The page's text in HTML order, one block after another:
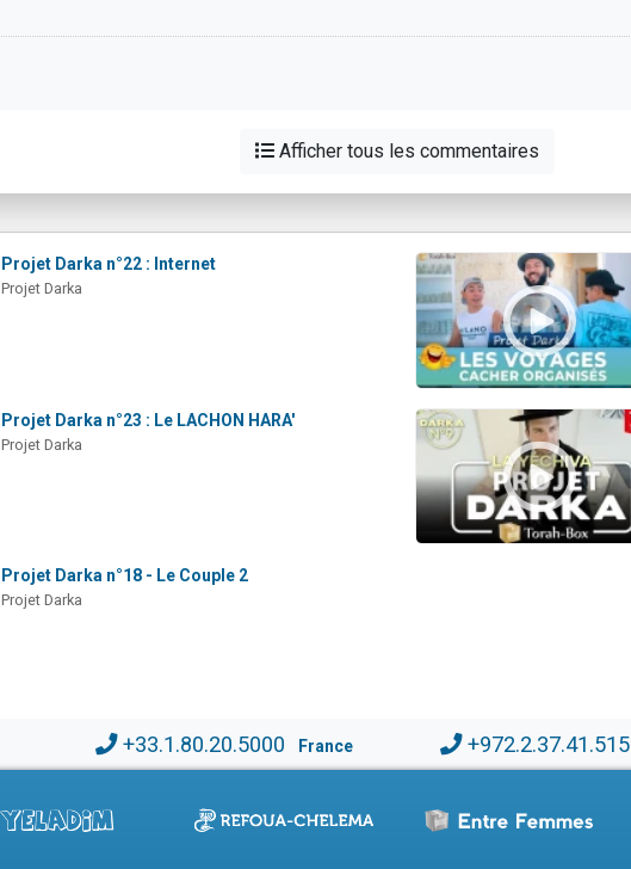
Afficher tous les commentaires
Projet Darka n°22 : Internet
Projet Darka
Projet Darka n°23 : Le LACHON HARA'
Projet Darka
Projet Darka n°18 - Le Couple 2
Projet Darka
+33.1.80.20.5000 France +972.2.37.41.515